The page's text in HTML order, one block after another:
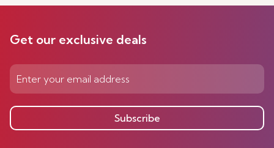
Get our exclusive deals
Subscribe